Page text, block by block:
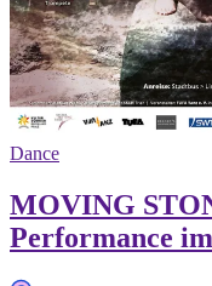
Dance
MOVING
Performance